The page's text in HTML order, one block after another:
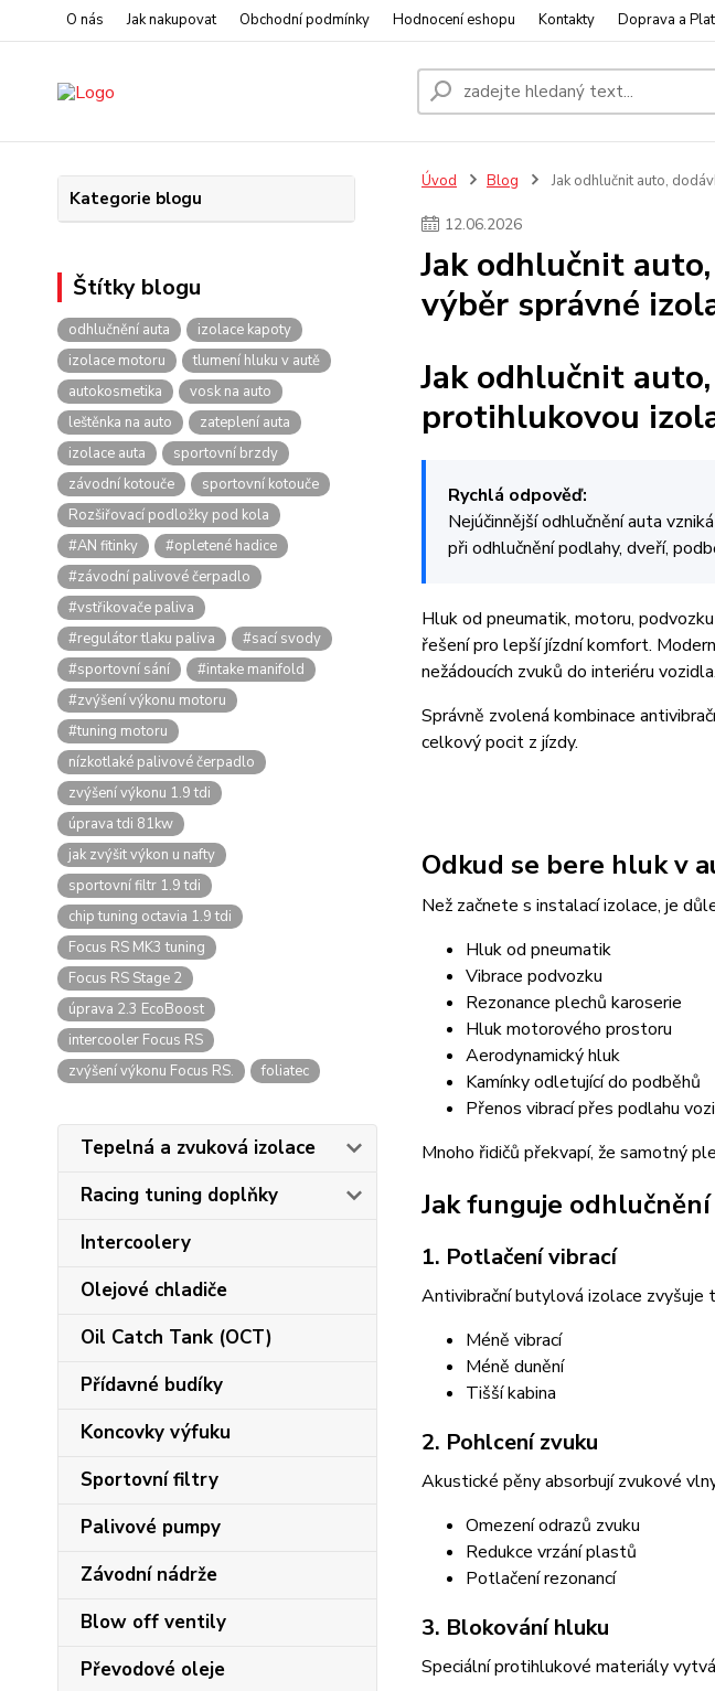
O nás Jak nakupovat Obchodní podmínky Hodnocení eshopu Kontakty Doprava a
Kategorie blogu
Štítky blogu
odhlučnění auta
izolace kapoty
izolace motoru
tlumení hluku v autě
autokosmetika
vosk na auto
leštěnka na auto
zateplení auta
izolace auta
sportovní brzdy
závodní kotouče
sportovní kotouče
Rozšiřovací podložky pod kola
#AN fitinky
#opletené hadice
#závodní palivové čerpadlo
#vstřikovače paliva
#regulátor tlaku paliva
#sací svody
#sportovní sání
#intake manifold
#zvýšení výkonu motoru
#tuning motoru
nízkotlaké palivové čerpadlo
zvýšení výkonu 1.9 tdi
úprava tdi 81kw
jak zvýšit výkon u nafty
sportovní filtr 1.9 tdi
chip tuning octavia 1.9 tdi
Focus RS MK3 tuning
Focus RS Stage 2
úprava 2.3 EcoBoost
intercooler Focus RS
zvýšení výkonu Focus RS.
foliatec
Tepelná a zvuková izolace
Racing tuning doplňky
Intercoolery
Olejové chladiče
Oil Catch Tank (OCT)
Přídavné budíky
Koncovky výfuku
Sportovní filtry
Palivové pumpy
Závodní nádrže
Blow off ventily
Převodové oleje
Úvod Blog Jak odhlučnit auto,
12.06.2026
Jak odhlučnit
výběr správné
Jak odhlučnit
protihlukovou
Rychlá odpověď:
Nejúčinnější odhlučnění auta
při odhlučnění podlahy, dveří,
Hluk od pneumatik, motoru,
řešení pro lepší jízdní komfort.
nežádoucích zvuků do interiéru vozidla.
Správně zvolená kombinace
celkový pocit z jízdy.
Odkud se bere hluk v
Než začnete s instalací izolace, je
Hluk od pneumatik
Vibrace podvozku
Rezonance plechů karoserie
Hluk motorového prostoru
Aerodynamický hluk
Kamínky odletující do podběhů
Přenos vibrací přes podlahu
Mnoho řidičů překvapí, že samotný
Jak funguje
1. Potlačení vibrací
Antivibrační butylová izolace zvyšuje
Méně vibrací
Méně dunění
Tišší kabina
2. Pohlcení zvuku
Akustické pěny absorbují zvukové
Omezení odrazů zvuku
Redukce vrzání plastů
Potlačení rezonancí
3. Blokování hluku
Speciální protihlukové materiály